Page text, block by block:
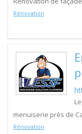
Rénovation
menuiserie près de
Rénovation